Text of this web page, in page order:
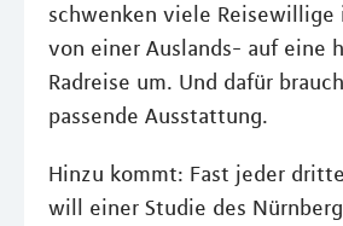
schwenken viele Reisewillige
von einer Auslands- auf eine
Radreise um. Und dafür
passende Ausstattung.
Hinzu kommt: Fast jeder
will einer Studie des